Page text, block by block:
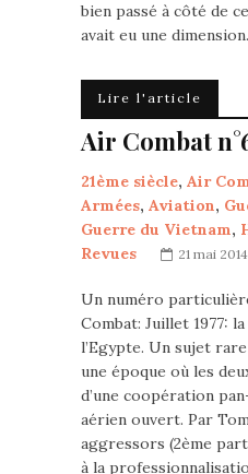
bien passé à côté de
avait eu une
Lire l'article
Air Combat
21ème siècle, Air
Armées, Aviation,
Guerre du Vietnam,
Revues
21 mai 2014
Un numéro
Combat: Juillet 1977:
l’Egypte. Un sujet
une époque où les
d’une coopération
aérien ouvert. Par
aggressors (2ème
à la